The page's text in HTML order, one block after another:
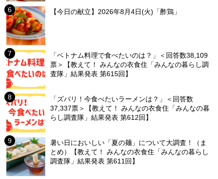
【今日の献立】2026年8月4日(火)「酢鶏」
「ベトナム料理で食べたいのは？」＜回答数38,109
票＞【教えて！ みんなの衣食住「みんなの暮らし調
査隊」結果発表 第615回】
「ズバリ！今食べたいラーメンは？」＜回答数
37,337票＞【教えて！ みんなの衣食住「みんなの暮
らし調査隊」結果発表 第612回】
暑い日においしい「夏の麺」について大調査！（ま
とめ）【教えて！ みんなの衣食住「みんなの暮らし
調査隊」結果発表 第611回】